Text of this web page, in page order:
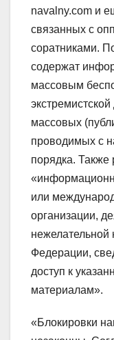
navalny.com и
связанных с
соратниками.
содержат
массовым
массовых
проводимых с
порядка. Также
или
организации,
нежелательной
Федерации,
доступ к
материалам».
«Блокировки